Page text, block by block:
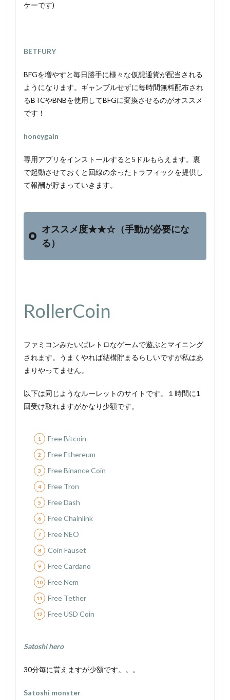
ケーです)
BETFURY
BFGを増やすと毎日勝手に様々な仮想通貨が配当される
ようになります。ギャンブルせずに毎時間無料配布され
るBTCやBNBを使用してBFGに変換させるのがオススメ
です！
honeygain
専用アプリをインストールすると5ドルもらえます。裏
で起動させておくと回線の余ったトラフィックを提供し
て報酬が貯まっていきます。
オススメ度★★☆（手動が必要にな
る）
RollerCoin
ファミコンみたいばレトロなゲームで遊ぶとマイニング
されます。うまくやれば結構貯まるらしいですが私はあ
まりやってません。
以下は同じようなルーレットのサイトです。１時間に1
回受け取れますがかなり少額です。
Free Bitcoin
Free Ethereum
Free Binance Coin
Free Tron
Free Dash
Free Chainlink
Free NEO
Coin Fauset
Free Cardano
Free Nem
Free Tether
Free USD Coin
Satoshi hero
30分毎に貰えますが少額です。。。
Satoshi monster